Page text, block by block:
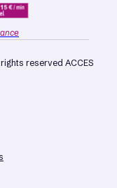
reserved ACCES